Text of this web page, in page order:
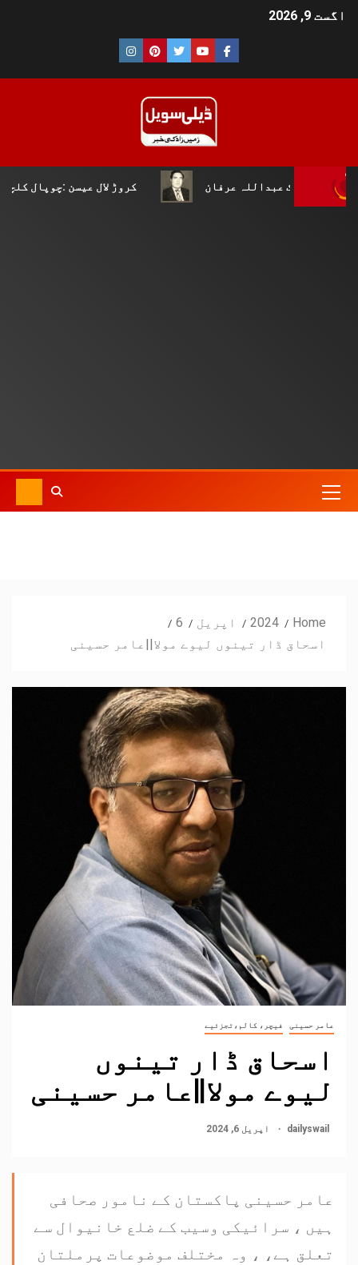
اگست 9, 2026
کروڑ لال عیسن :چوپال کلچرل اینڈ عرفان
Home
2024 اپریل
6
اسحاق ڈار تینوں لیوے مولا||عامر حسینی
عامر حسینی فیچر، کالم،تجزئیے
اسحاق ڈار تینوں
لیوے مولا||عامر حسینی
dailyswail اپریل 6, 2024
عامر حسینی پاکستان کے نامور صحافی
ہیں ، سرائیکی وسیب کے ضلع خانیوال سے
تعلق ہے، ، وہ مختلف موضوعات پرملتان